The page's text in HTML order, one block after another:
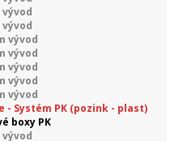
vývod
vývod
vývod
vývod
vývod
vývod
vývod
- Systém PK (pozink - plast)
boxy PK
vývod